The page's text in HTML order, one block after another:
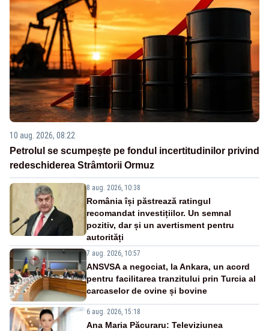
10 aug. 2026, 08:22
Petrolul se scumpește pe fondul incertitudinilor privind
redeschiderea Strâmtorii Ormuz
8 aug. 2026, 10:38
România își păstrează ratingul
recomandat investițiilor. Un semnal
pozitiv, dar și un avertisment pentru
autorități
7 aug. 2026, 10:57
ANSVSA a negociat, la Ankara, un acord
pentru facilitarea tranzitului prin Turcia al
carcaselor de ovine și bovine
6 aug. 2026, 15:18
Ana Maria Păcuraru: Televiziunea